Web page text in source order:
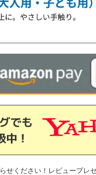
せください！レビュープレ